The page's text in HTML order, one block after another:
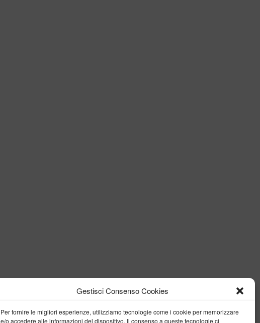
Gestisci Consenso Cookies
Per fornire le migliori esperienze, utilizziamo tecnologie come i cookie per memorizzare
e/o accedere alle informazioni del dispositivo. Il consenso a queste tecnologie ci